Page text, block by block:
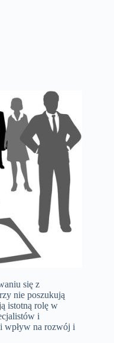
się z
nie poszukują
istotną rolę w
i
wpływ na rozwój i